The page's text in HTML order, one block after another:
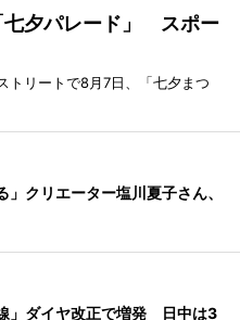
七夕パレード」 スポー
トリートで8月7日、「七夕まつ
」クリエーター塩川夏子さん、
」ダイヤ改正で増発 日中は3